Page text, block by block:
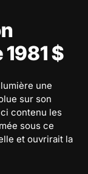
$
une
sur son
contenu les
sous ce
et ouvrirait la